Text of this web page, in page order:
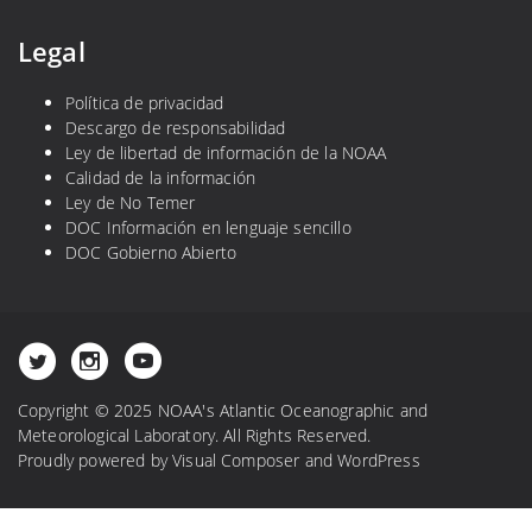
Legal
Política de privacidad
Descargo de responsabilidad
Ley de libertad de información de la NOAA
Calidad de la información
Ley de No Temer
DOC Información en lenguaje sencillo
DOC Gobierno Abierto
Copyright © 2025 NOAA's Atlantic Oceanographic and
Meteorological Laboratory. All Rights Reserved.
Proudly powered byVisual Composer andWordPress